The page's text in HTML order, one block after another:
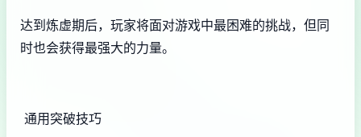
达到炼虚期后，玩家将面对游戏中最困难的挑战，但同
时也会获得最强大的力量。
通用突破技巧